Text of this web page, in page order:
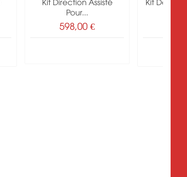
Kit Direction Assisté
Pour...
598,00 €
Kit De